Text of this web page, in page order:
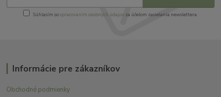
Súhlasím sospracovaním osobných údajov za účelom zasielania newslettera.
Informácie pre zákazníkov
Obchodné podmienky